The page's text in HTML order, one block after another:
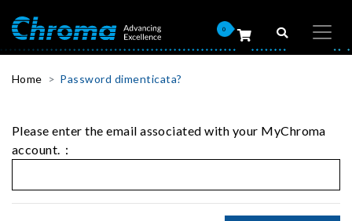
0
Home Password dimenticata?
Please enter the email associated with your MyChroma
account.：